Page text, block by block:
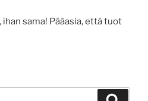
sama! Pääasia, että tuot